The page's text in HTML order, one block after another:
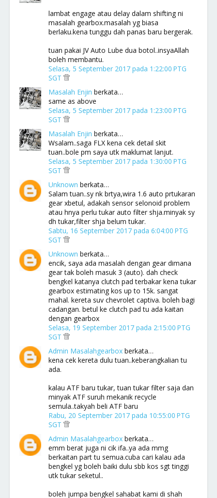
lambat engage atau delay dalam shifting ni
masalah gearbox.masalah yg biasa
berlaku.kena tunggu dah panas baru bergerak.
tuan pakai JV Auto Lube dua botol..insyaAllah
boleh membantu.
Selasa, 5 September 2017 pada 1:22:00 PTG
SGT
Masalah Enjin berkata…
same as above
Selasa, 5 September 2017 pada 1:23:00 PTG
SGT
Masalah Enjin berkata…
Wsalam..saga FLX kena cek detail skit
tuan..bole pm saya utk maklumat lanjut.
Selasa, 5 September 2017 pada 1:30:00 PTG
SGT
Unknown berkata…
Salam tuan..sy nk brtya,wira 1.6 auto prtukaran
gear xbetul, adakah sensor selonoid problem
atau hnya perlu tukar auto filter shja.minyak sy
dh tukar,filter shja belum tukar.
Sabtu, 16 September 2017 pada 6:04:00 PTG
SGT
Unknown berkata…
encik, saya ada masalah dengan gear dimana
gear tak boleh masuk 3 (auto). dah check
bengkel katanya clutch pad terbakar kena tukar
gearbox estimating kos up to 15k. sangat
mahal. kereta suv chevrolet captiva. boleh bagi
cadangan. betul ke clutch pad tu ada kaitan
dengan gearbox
Selasa, 19 September 2017 pada 2:15:00 PTG
SGT
Admin Masalahgearbox berkata…
kena cek kereta dulu tuan..keberangkalian tu
ada.
kalau ATF baru tukar, tuan tukar filter saja dan
minyak ATF suruh mekanik recycle
semula..takyah beli ATF baru
Rabu, 20 September 2017 pada 10:55:00 PTG
SGT
Admin Masalahgearbox berkata…
emm berat juga ni cik ifa..ya ada mmg
berkaitan part tu semua.cuba cari kalau ada
bengkel yg boleh baiki dulu sbb kos sgt tinggi
utk tukar seketul..
boleh jumpa bengkel sahabat kami di shah